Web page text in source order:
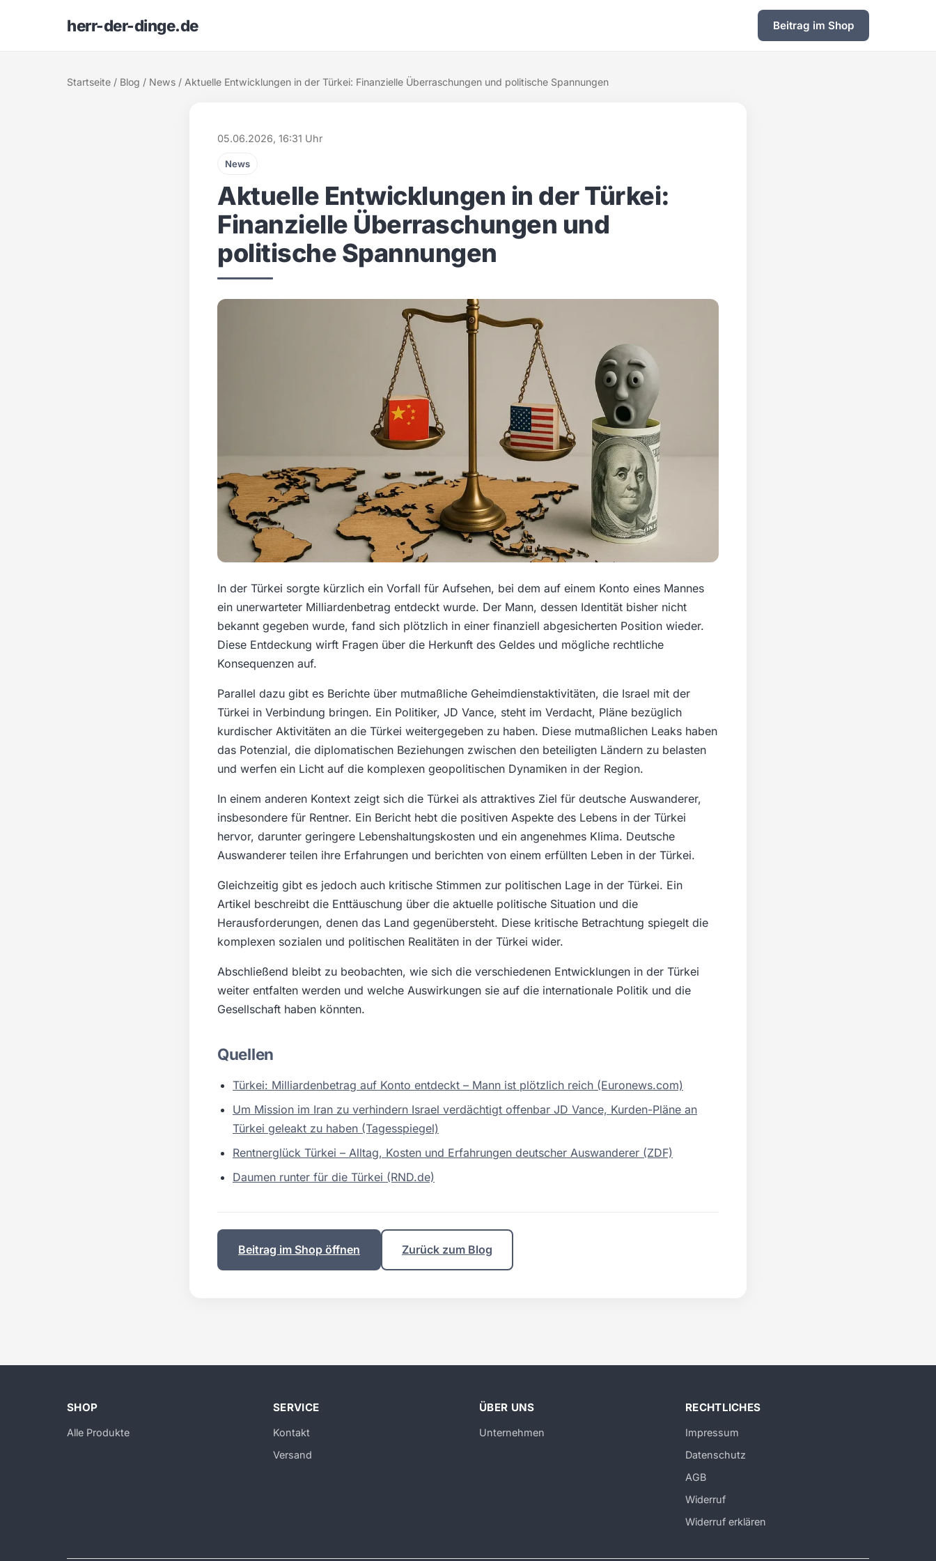
herr-der-dinge.de Beitrag im Shop
Startseite / Blog / News / Aktuelle Entwicklungen in der Türkei: Finanzielle Überraschungen und politische Spannungen
05.06.2026, 16:31 Uhr
News
Aktuelle Entwicklungen in der Türkei:
Finanzielle Überraschungen und
politische Spannungen
In der Türkei sorgte kürzlich ein Vorfall für Aufsehen, bei dem auf einem Konto eines Mannes
ein unerwarteter Milliardenbetrag entdeckt wurde. Der Mann, dessen Identität bisher nicht
bekannt gegeben wurde, fand sich plötzlich in einer finanziell abgesicherten Position wieder.
Diese Entdeckung wirft Fragen über die Herkunft des Geldes und mögliche rechtliche
Konsequenzen auf.
Parallel dazu gibt es Berichte über mutmaßliche Geheimdienstaktivitäten, die Israel mit der
Türkei in Verbindung bringen. Ein Politiker, JD Vance, steht im Verdacht, Pläne bezüglich
kurdischer Aktivitäten an die Türkei weitergegeben zu haben. Diese mutmaßlichen Leaks haben
das Potenzial, die diplomatischen Beziehungen zwischen den beteiligten Ländern zu belasten
und werfen ein Licht auf die komplexen geopolitischen Dynamiken in der Region.
In einem anderen Kontext zeigt sich die Türkei als attraktives Ziel für deutsche Auswanderer,
insbesondere für Rentner. Ein Bericht hebt die positiven Aspekte des Lebens in der Türkei
hervor, darunter geringere Lebenshaltungskosten und ein angenehmes Klima. Deutsche
Auswanderer teilen ihre Erfahrungen und berichten von einem erfüllten Leben in der Türkei.
Gleichzeitig gibt es jedoch auch kritische Stimmen zur politischen Lage in der Türkei. Ein
Artikel beschreibt die Enttäuschung über die aktuelle politische Situation und die
Herausforderungen, denen das Land gegenübersteht. Diese kritische Betrachtung spiegelt die
komplexen sozialen und politischen Realitäten in der Türkei wider.
Abschließend bleibt zu beobachten, wie sich die verschiedenen Entwicklungen in der Türkei
weiter entfalten werden und welche Auswirkungen sie auf die internationale Politik und die
Gesellschaft haben könnten.
Quellen
Türkei: Milliardenbetrag auf Konto entdeckt – Mann ist plötzlich reich (Euronews.com)
Um Mission im Iran zu verhindern Israel verdächtigt offenbar JD Vance, Kurden-Pläne an
Türkei geleakt zu haben (Tagesspiegel)
Rentnerglück Türkei – Alltag, Kosten und Erfahrungen deutscher Auswanderer (ZDF)
Daumen runter für die Türkei (RND.de)
Beitrag im Shop öffnen Zurück zum Blog
SHOP
Alle Produkte
SERVICE
Kontakt
Versand
ÜBER UNS
Unternehmen
RECHTLICHES
Impressum
Datenschutz
AGB
Widerruf
Widerruf erklären